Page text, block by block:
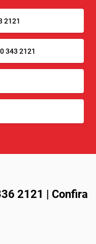
2121
343 2121
2121 | Confira